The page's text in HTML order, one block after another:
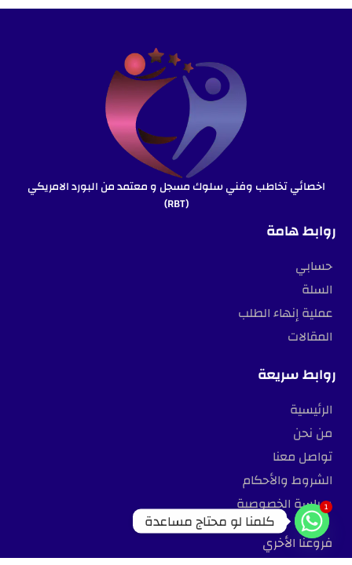
اخصائي تخاطب وفني سلوك مسجل و معتمد من البورد الامريكي
(RBT)
روابط هامة
حسابي
السلة
عملية إنهاء الطلب
المقالات
روابط سريعة
الرئيسية
من نحن
تواصل معنا
الشروط والأحكام
سياسة الخصوصية
فروعنا الأخري
1
كلمنا لو محتاج مساعدة